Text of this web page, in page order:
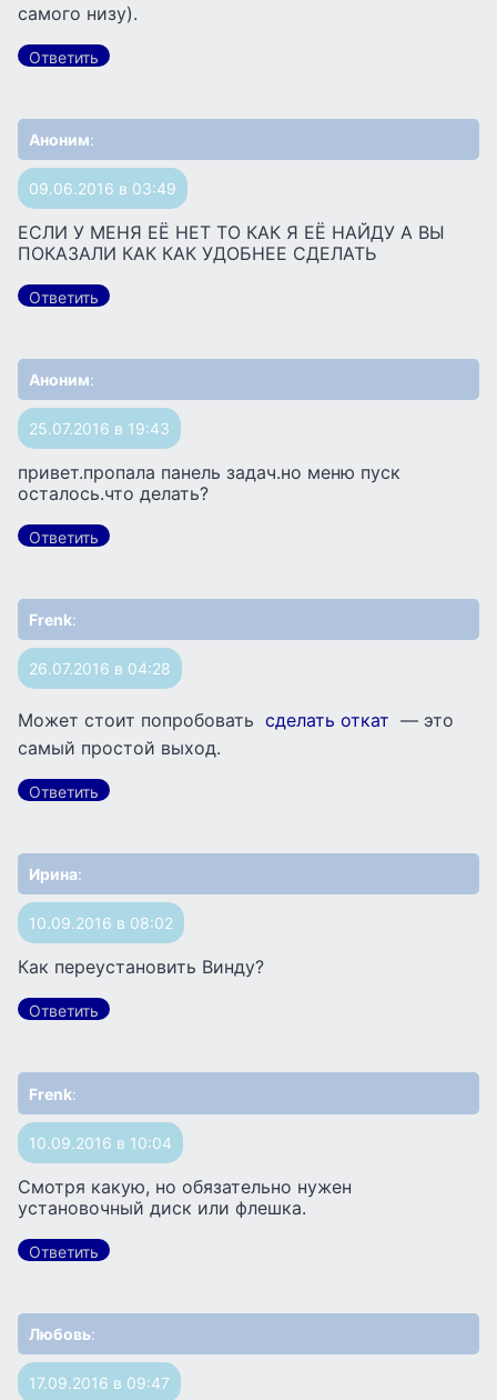
самого низу).
Ответить
Аноним:
09.06.2016 в 03:49
ЕСЛИ У МЕНЯ ЕЁ НЕТ ТО КАК Я ЕЁ НАЙДУ А ВЫ
ПОКАЗАЛИ КАК КАК УДОБНЕЕ СДЕЛАТЬ
Ответить
Аноним:
25.07.2016 в 19:43
привет.пропала панель задач.но меню пуск
осталось.что делать?
Ответить
Frenk:
26.07.2016 в 04:28
Может стоит попробовать сделать откат — это
самый простой выход.
Ответить
Ирина:
10.09.2016 в 08:02
Как переустановить Винду?
Ответить
Frenk:
10.09.2016 в 10:04
Смотря какую, но обязательно нужен
установочный диск или флешка.
Ответить
Любовь:
17.09.2016 в 09:47